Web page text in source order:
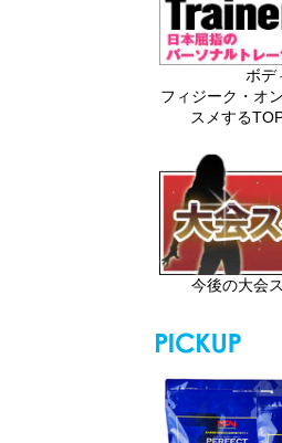
ボデ
フィジーク・オ
スメする
今後の大会